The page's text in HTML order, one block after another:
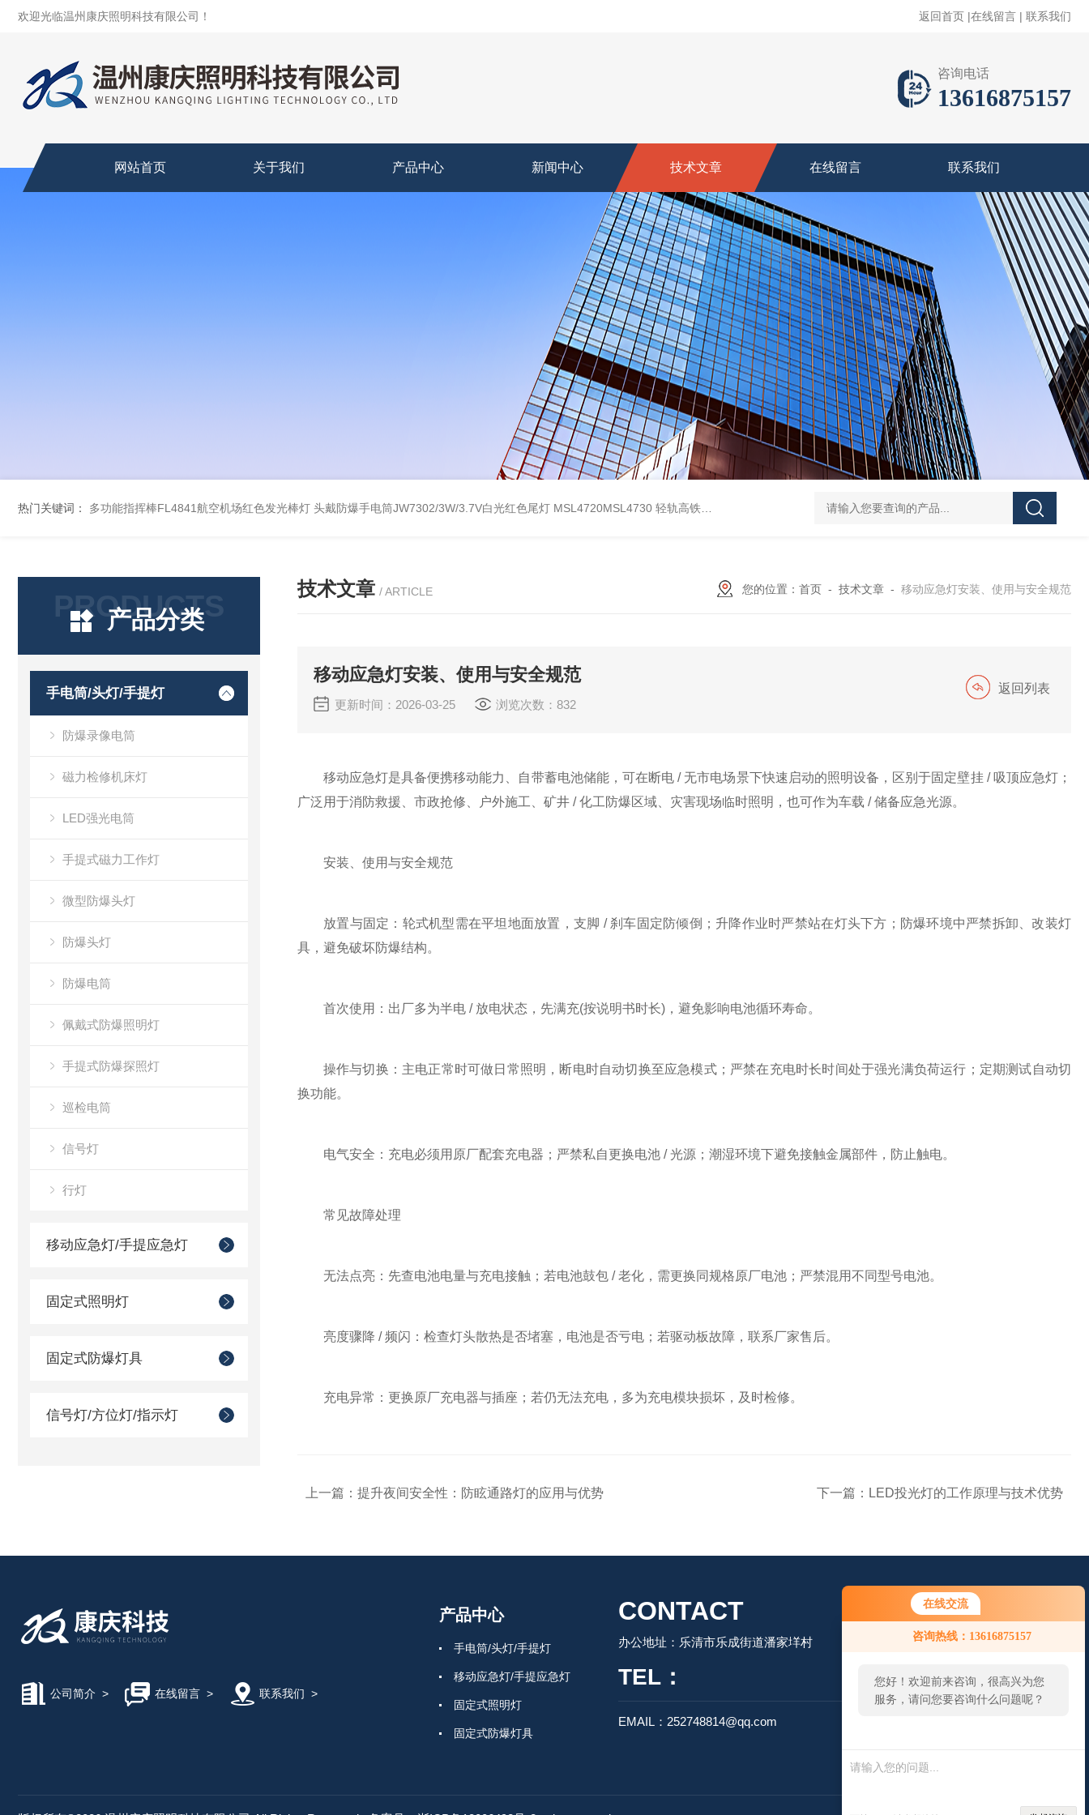
在线交流
咨询热线：13616875157
您好！欢迎前来咨询，很高兴为您
服务，请问您要咨询什么问题呢？
欢迎光临温州康庆照明科技有限公司！ 返回首页 |在线留言 | 联系我们
咨询电话
13616875157
网站首页 关于我们 产品中心 新闻中心 技术文章 在线留言 联系我们
热门关键词： 多功能指挥棒FL4841航空机场红色发光棒灯 头戴防爆手电筒JW7302/3W/3.7V白光红色尾灯 MSL4720MSL4730 轻轨高铁红黄绿白三色指示手电筒 便携式探照灯FW6116、移动式应急灯现货
PRODUCTS
产品分类
手电筒/头灯/手提灯
防爆录像电筒
磁力检修机床灯
LED强光电筒
手提式磁力工作灯
微型防爆头灯
防爆头灯
防爆电筒
佩戴式防爆照明灯
手提式防爆探照灯
巡检电筒
信号灯
行灯
移动应急灯/手提应急灯
固定式照明灯
固定式防爆灯具
信号灯/方位灯/指示灯
技术文章 / ARTICLE 您的位置： 首页 - 技术文章 - 移动应急灯安装、使用与安全规范
移动应急灯安装、使用与安全规范
更新时间：2026-03-25 浏览次数：832
返回列表
移动应急灯是具备便携移动能力、自带蓄电池储能，可在断电 / 无市电场景下快速启动的照明设备，区别于固定壁挂 / 吸顶应急灯；
广泛用于消防救援、市政抢修、户外施工、矿井 / 化工防爆区域、灾害现场临时照明，也可作为车载 / 储备应急光源。
安装、使用与安全规范
放置与固定：轮式机型需在平坦地面放置，支脚 / 刹车固定防倾倒；升降作业时严禁站在灯头下方；防爆环境中严禁拆卸、改装灯
具，避免破坏防爆结构。
首次使用：出厂多为半电 / 放电状态，先满充(按说明书时长)，避免影响电池循环寿命。
操作与切换：主电正常时可做日常照明，断电时自动切换至应急模式；严禁在充电时长时间处于强光满负荷运行；定期测试自动切
换功能。
电气安全：充电必须用原厂配套充电器；严禁私自更换电池 / 光源；潮湿环境下避免接触金属部件，防止触电。
常见故障处理
无法点亮：先查电池电量与充电接触；若电池鼓包 / 老化，需更换同规格原厂电池；严禁混用不同型号电池。
亮度骤降 / 频闪：检查灯头散热是否堵塞，电池是否亏电；若驱动板故障，联系厂家售后。
充电异常：更换原厂充电器与插座；若仍无法充电，多为充电模块损坏，及时检修。
上一篇： 提升夜间安全性：防眩通路灯的应用与优势 下一篇： LED投光灯的工作原理与技术优势
公司简介 > 在线留言> 联系我们 >
产品中心
手电筒/头灯/手提灯
移动应急灯/手提应急灯
固定式照明灯
固定式防爆灯具
CONTACT
办公地址：乐清市乐成街道潘家垟村
TEL：
EMAIL：252748814@qq.com